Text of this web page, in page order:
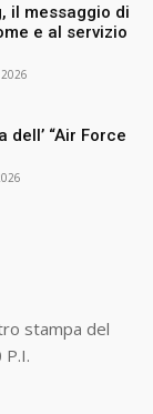
il messaggio di
e al servizio
“Air Force
stampa del